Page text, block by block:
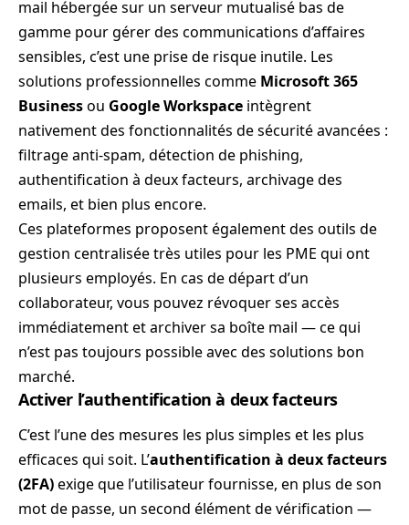
mail hébergée sur un serveur mutualisé bas de
gamme pour gérer des communications d’affaires
sensibles, c’est une prise de risque inutile. Les
solutions professionnelles comme Microsoft 365
Businessou Google Workspace intègrent
nativement des fonctionnalités de sécurité avancées :
filtrage anti-spam, détection de phishing,
authentification à deux facteurs, archivage des
emails, et bien plus encore.
Ces plateformes proposent également des outils de
gestion centralisée très utiles pour les PME qui ont
plusieurs employés. En cas de départ d’un
collaborateur, vous pouvez révoquer ses accès
immédiatement et archiver sa boîte mail — ce qui
n’est pas toujours possible avec des solutions bon
marché.
Activer l’authentification à deux facteurs
C’est l’une des mesures les plus simples et les plus
efficaces qui soit. L’authentification à deux facteurs
(2FA)exige que l’utilisateur fournisse, en plus de son
mot de passe, un second élément de vérification —